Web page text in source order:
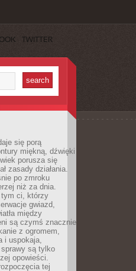
TWITTER
się porą
miękną, dźwięki
porusza się
zasady działania.
po zmroku
niż za dnia.
tym ci, którzy
gwiazd,
między
są czymś znacznie
z ogromem,
i uspokaja,
są tylko
opowieści.
tej